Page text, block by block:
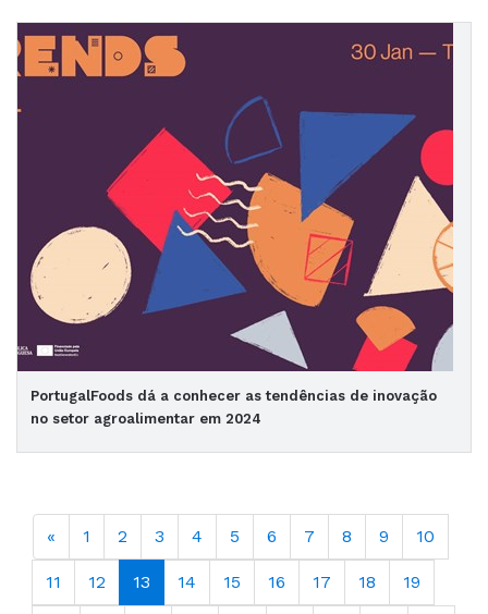
PortugalFoods dá a conhecer as tendências de inovação
no setor agroalimentar em 2024
« 1 2 3 4 5 6 7 8 9 10
11 12 13 14 15 16 17 18 19